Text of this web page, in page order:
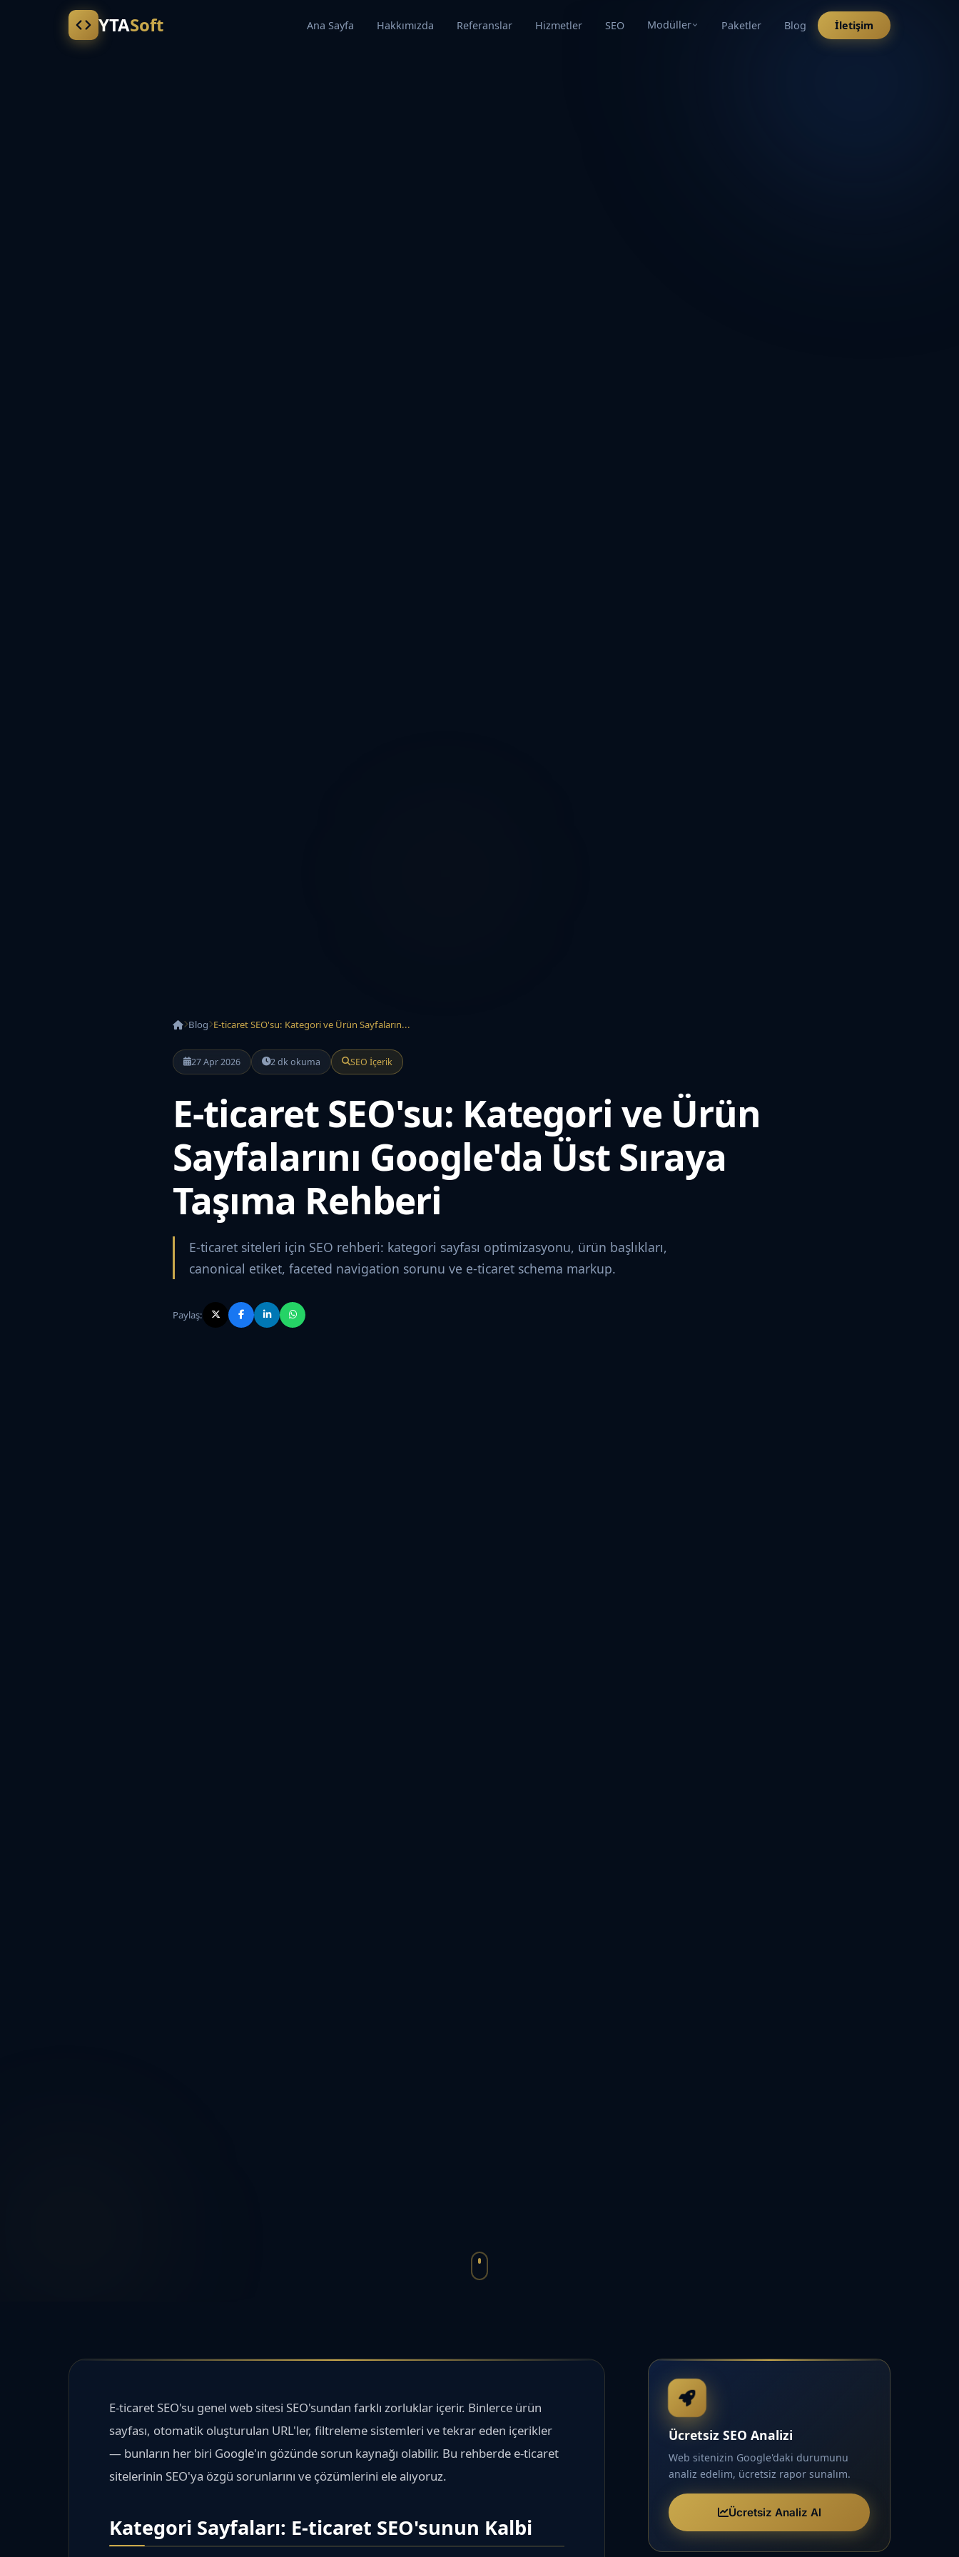
YTASoft Ana Sayfa Hakkımızda Referanslar Hizmetler SEO Modüller Paketler Blog İletişim
Blog E-ticaret SEO'su: Kategori ve Ürün Sayfaların...
27 Apr 2026 2 dk okuma SEO İçerik
E-ticaret SEO'su: Kategori ve Ürün
Sayfalarını Google'da Üst Sıraya
Taşıma Rehberi
E-ticaret siteleri için SEO rehberi: kategori sayfası optimizasyonu, ürün başlıkları,
canonical etiket, faceted navigation sorunu ve e-ticaret schema markup.
Paylaş:
E-ticaret SEO'su genel web sitesi SEO'sundan farklı zorluklar içerir. Binlerce ürün
sayfası, otomatik oluşturulan URL'ler, filtreleme sistemleri ve tekrar eden içerikler
— bunların her biri Google'ın gözünde sorun kaynağı olabilir. Bu rehberde e-ticaret
sitelerinin SEO'ya özgü sorunlarını ve çözümlerini ele alıyoruz.
Kategori Sayfaları: E-ticaret SEO'sunun Kalbi
Ücretsiz SEO Analizi
Web sitenizin Google'daki durumunu
analiz edelim, ücretsiz rapor sunalım.
Ücretsiz Analiz Al